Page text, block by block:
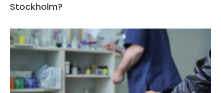
Stockholm?